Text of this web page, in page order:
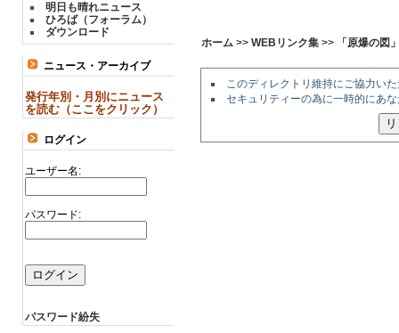
明日も晴れニュース
ひろば（フォーラム）
ダウンロード
ニュース・アーカイブ
発行年別・月別にニュース
を読む（ここをクリック）
ログイン
ユーザー名:
パスワード:
パスワード紛失
ホーム>> WEBリンク集>> 「原爆の図
このディレクトリ維持にご協力い
セキュリティーの為に一時的にあ